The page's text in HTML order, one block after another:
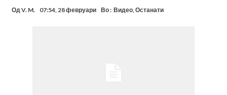
Од V. M. 07:54, 28 февруари Во : Видео, Останати